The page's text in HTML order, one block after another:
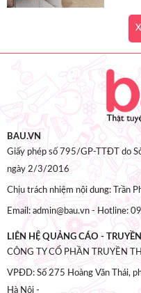
BAU.VN
Giấy phép số 795/GP-TTĐT do
ngày 2/3/2016
Chịu trách nhiệm nội dung: Trần
Email: admin@bau.vn - Hotline:
LIÊN HỆ QUẢNG CÁO -
CÔNG TY CỔ PHẦN TRUYỀN
VPĐD: Số 275 Hoàng Văn Thái,
Hà Nội -